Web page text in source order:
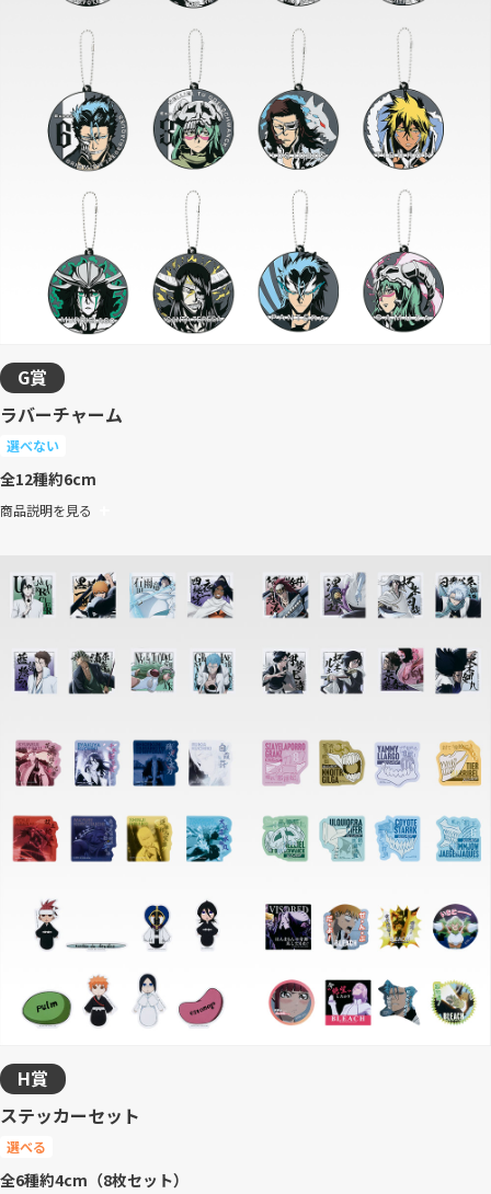
G賞
ラバーチャーム
選べない
全12種約6cm
商品説明を見る
H賞
ステッカーセット
選べる
全6種約4cm（8枚セット）